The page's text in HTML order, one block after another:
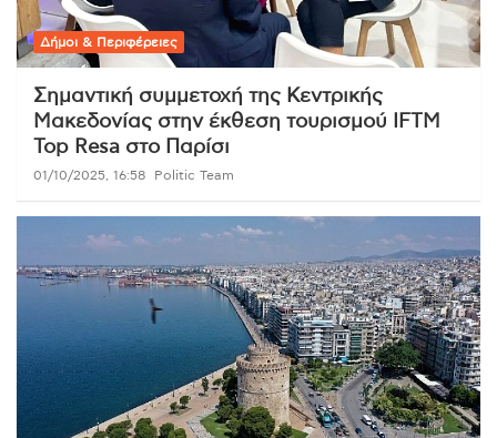
Δήμοι & Περιφέρειες
Σημαντική συμμετοχή της Κεντρικής
Μακεδονίας στην έκθεση τουρισμού IFTM
Top Resa στο Παρίσι
01/10/2025, 16:58 Politic Team